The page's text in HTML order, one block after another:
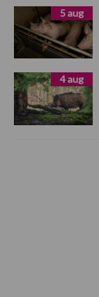
5 aug
4 aug